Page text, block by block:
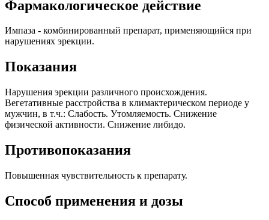
Фармакологическое действие
Импаза - комбинированный препарат, применяющийся при
нарушениях эрекции.
Показания
Нарушения эрекции различного происхождения.
Вегетативные расстройства в климактерическом периоде у
мужчин, в т.ч.: Слабость. Утомляемость. Снижение
физической активности. Снижение либидо.
Противопоказания
Повышенная чувствительность к препарату.
Способ применения и дозы